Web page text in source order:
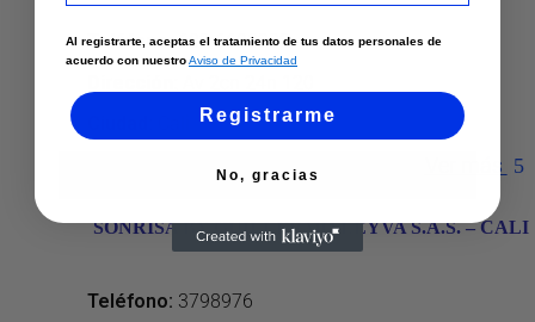
Teléfono:602 6600232
Ver más
SONRISA BY GUILLERMO LEYVA S.A.S. – CALI
Teléfono: 3798976
Al registrarte, aceptas el tratamiento de tus datos personales de
acuerdo con nuestroAviso de Privacidad
Registrarme
No, gracias